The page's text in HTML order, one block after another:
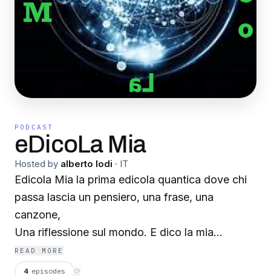
PODCAST
eDicoLa Mia
Hosted by alberto lodi · IT
Edicola Mia la prima edicola quantica dove chi
passa lascia un pensiero, una frase, una
canzone,
Una riflessione sul mondo. E dico la mia...
READ MORE
4 episodes ⟳